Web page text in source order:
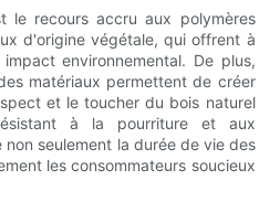
le recours accru aux polymères
d'origine végétale, qui offrent à
environnemental. De plus,
matériaux permettent de créer
et le toucher du bois naturel
à la pourriture et aux
seulement la durée de vie des
les consommateurs soucieux